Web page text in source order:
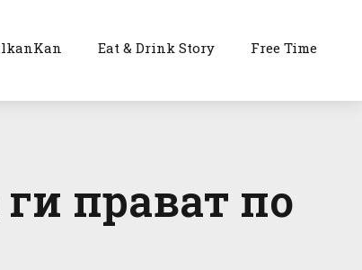
Eat & Drink Story Free Time
прават по